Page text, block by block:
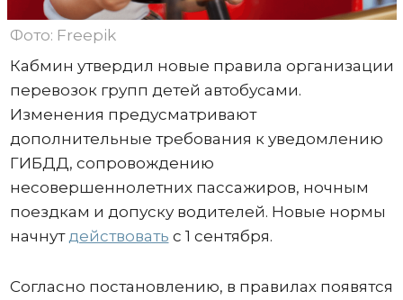
Фото: Freepik
Кабмин утвердил новые правила организации
перевозок групп детей автобусами.
Изменения предусматривают
дополнительные требования к уведомлению
ГИБДД, сопровождению
несовершеннолетних пассажиров, ночным
поездкам и допуску водителей. Новые нормы
начнут действовать с 1 сентября.
Согласно постановлению, в правилах появятся